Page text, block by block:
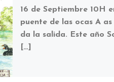
16 de Septiembre 10H
puente de las ocas A as
da la salida. Este año
[…]